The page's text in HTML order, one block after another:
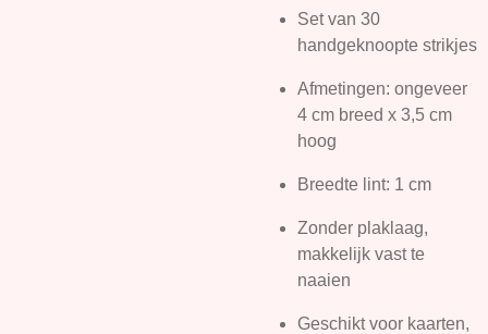
Set van 30
handgeknoopte strikjes
Afmetingen: ongeveer
4 cm breed x 3,5 cm
hoog
Breedte lint: 1 cm
Zonder plaklaag,
makkelijk vast te
naaien
Geschikt voor kaarten,